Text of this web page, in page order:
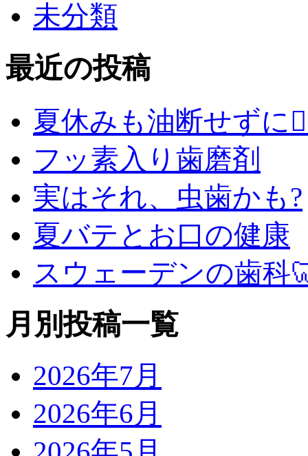
未分類
最近の投稿
夏休みも油断せずに
フッ素入り歯磨剤
実はそれ、虫歯かも?
夏バテとお口の健康
スウェーデンの歯科
月別投稿一覧
2026年7月
2026年6月